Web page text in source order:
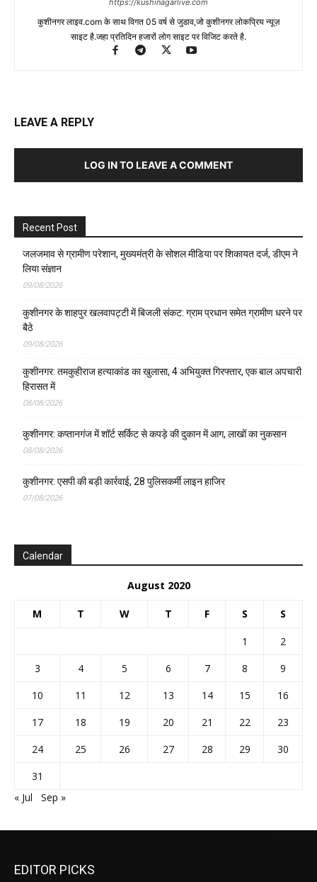
https://kushinagarlive.com
कुशीनगर लाइव.com के साथ विगत 05 वर्ष से जुडाव,जो कुशीनगर लोकप्रिय न्यूज़
साइट है.जहा प्रतिदिन हजारों लोग साइट पर विजिट करते है.
LEAVE A REPLY
LOG IN TO LEAVE A COMMENT
Recent Post
जलजमाव से ग्रामीण परेशान, मुख्यमंत्री के सोशल मीडिया पर शिकायत दर्ज, डीएम ने
लिया संज्ञान
09/08/2026
कुशीनगर के शाहपुर खलवापट्टी में बिजली संकट: ग्राम प्रधान समेत ग्रामीण धरने पर
बैठे
09/08/2026
कुशीनगर: तमकुहीराज हत्याकांड का खुलासा, 4 अभियुक्त गिरफ्तार, एक बाल अपचारी
हिरासत में
08/08/2026
कुशीनगर: कप्तानगंज में शॉर्ट सर्किट से कपड़े की दुकान में आग, लाखों का नुकसान
08/08/2026
कुशीनगर: एसपी की बड़ी कार्रवाई, 28 पुलिसकर्मी लाइन हाजिर
07/08/2026
Calendar
August 2020
M T W T F S S
1
2
3
4 5 6 7 8
9
10
11 12 13 14 15
16
17
18 19 20 21 22
23
24
25 26 27 28 29
30
31
« Jul
Sep »
EDITOR PICKS